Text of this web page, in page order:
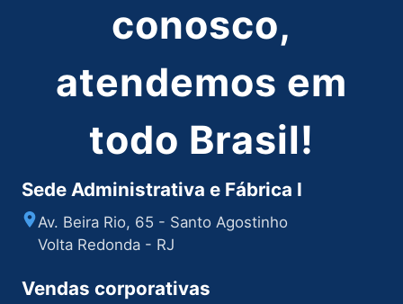
conosco,
atendemos em
todo Brasil!
Sede Administrativa e Fábrica I
Av. Beira Rio, 65 - Santo Agostinho
Volta Redonda - RJ
Vendas corporativas